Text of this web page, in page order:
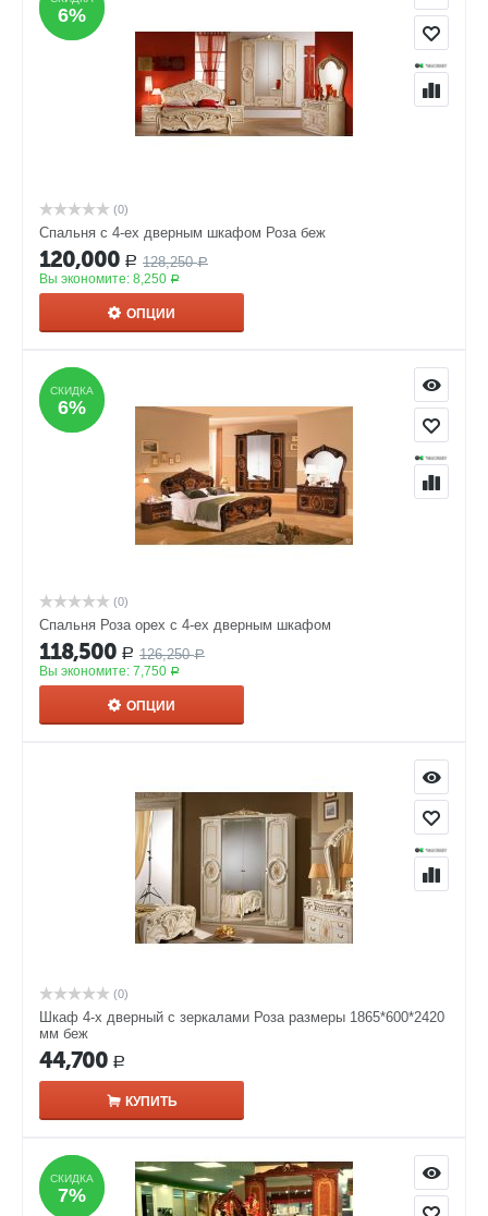
6%
6%
(0)
Спальня с 4-ех дверным шкафом Роза беж
120,000 Р 128,250 Р
Вы экономите: 8,250 Р
ОПЦИИ
СКИДКА
6%
СКИДКА
6%
(0)
Спальня Роза орех с 4-ех дверным шкафом
118,500 Р 126,250 Р
Вы экономите: 7,750 Р
ОПЦИИ
(0)
Шкаф 4-х дверный с зеркалами Роза размеры 1865*600*2420
мм беж
44,700 Р
КУПИТЬ
СКИДКА
7%
СКИДКА
7%